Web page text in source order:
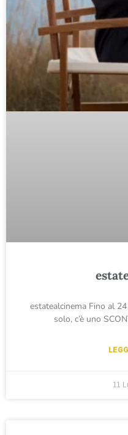
estatealcinema Fino al
solo, c’è uno
11